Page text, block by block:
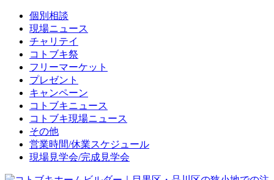
個別相談
現場ニュース
チャリテイ
コトブキ祭
フリーマーケット
プレゼント
キャンペーン
コトブキニュース
コトブキ現場ニュース
その他
営業時間/休業スケジュール
現場見学会/完成見学会